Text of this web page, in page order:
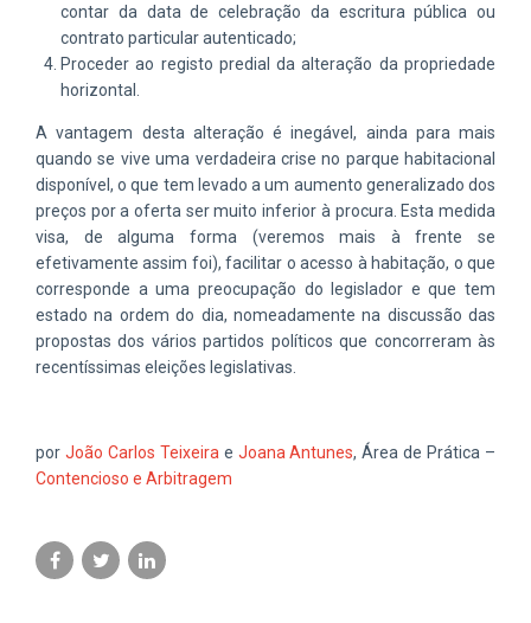
contar da data de celebração da escritura pública ou
contrato particular autenticado;
Proceder ao registo predial da alteração da propriedade
horizontal.
A vantagem desta alteração é inegável, ainda para mais
quando se vive uma verdadeira crise no parque habitacional
disponível, o que tem levado a um aumento generalizado dos
preços por a oferta ser muito inferior à procura. Esta medida
visa, de alguma forma (veremos mais à frente se
efetivamente assim foi), facilitar o acesso à habitação, o que
corresponde a uma preocupação do legislador e que tem
estado na ordem do dia, nomeadamente na discussão das
propostas dos vários partidos políticos que concorreram às
recentíssimas eleições legislativas.
por João Carlos Teixeira e Joana Antunes, Área de Prática –
Contencioso e Arbitragem